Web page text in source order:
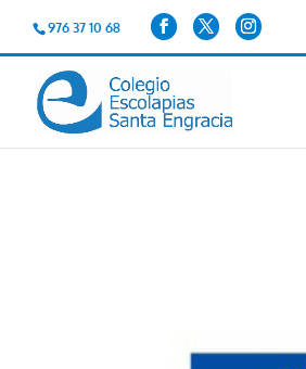
976 37 10 68